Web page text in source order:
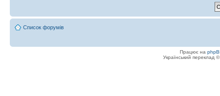
Список форумів
Працює на
Український переклад